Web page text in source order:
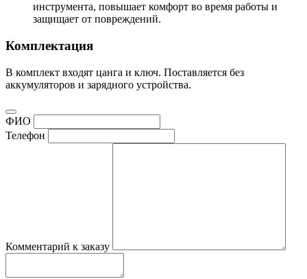
инструмента, повышает комфорт во время работы и
защищает от повреждений.
Комплектация
В комплект входят цанга и ключ. Поставляется без
аккумуляторов и зарядного устройства.
ФИО
Телефон
Комментарий к заказу